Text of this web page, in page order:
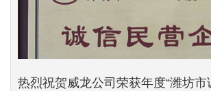
热烈祝贺威龙公司荣获年度“潍坊市